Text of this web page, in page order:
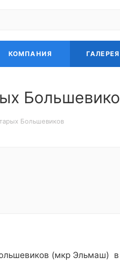
КОМПАНИЯ ГАЛЕРЕЯ
Большевиков
(мкр Эльмаш)